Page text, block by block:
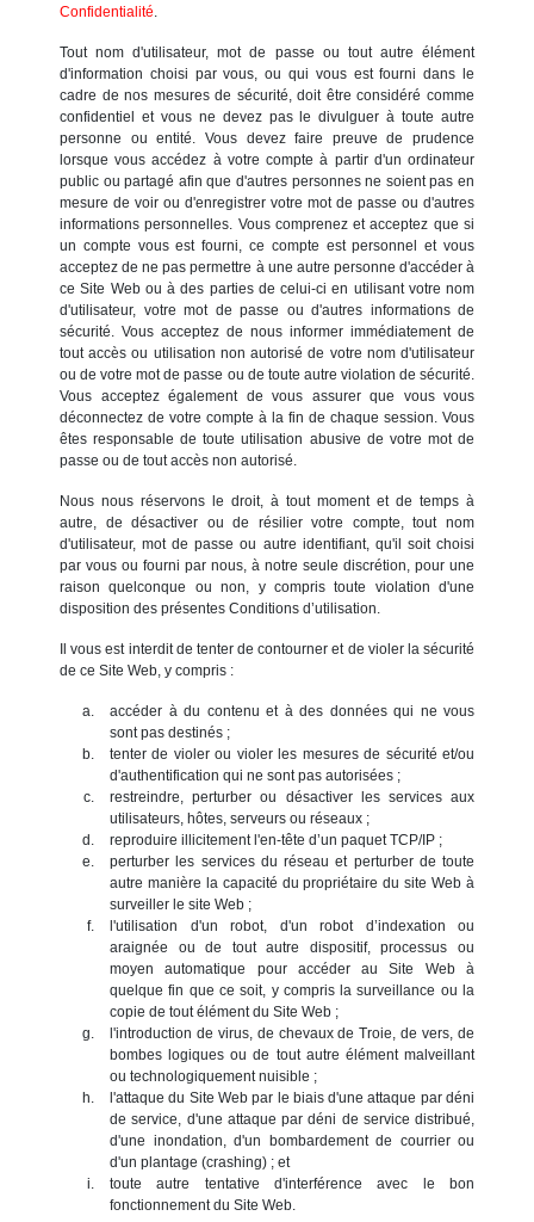
Confidentialité.
Tout nom d'utilisateur, mot de passe ou tout autre élément
d'information choisi par vous, ou qui vous est fourni dans le
cadre de nos mesures de sécurité, doit être considéré comme
confidentiel et vous ne devez pas le divulguer à toute autre
personne ou entité. Vous devez faire preuve de prudence
lorsque vous accédez à votre compte à partir d'un ordinateur
public ou partagé afin que d'autres personnes ne soient pas en
mesure de voir ou d'enregistrer votre mot de passe ou d'autres
informations personnelles. Vous comprenez et acceptez que si
un compte vous est fourni, ce compte est personnel et vous
acceptez de ne pas permettre à une autre personne d'accéder à
ce Site Web ou à des parties de celui-ci en utilisant votre nom
d'utilisateur, votre mot de passe ou d'autres informations de
sécurité. Vous acceptez de nous informer immédiatement de
tout accès ou utilisation non autorisé de votre nom d'utilisateur
ou de votre mot de passe ou de toute autre violation de sécurité.
Vous acceptez également de vous assurer que vous vous
déconnectez de votre compte à la fin de chaque session. Vous
êtes responsable de toute utilisation abusive de votre mot de
passe ou de tout accès non autorisé.
Nous nous réservons le droit, à tout moment et de temps à
autre, de désactiver ou de résilier votre compte, tout nom
d'utilisateur, mot de passe ou autre identifiant, qu'il soit choisi
par vous ou fourni par nous, à notre seule discrétion, pour une
raison quelconque ou non, y compris toute violation d'une
disposition des présentes Conditions d’utilisation.
Il vous est interdit de tenter de contourner et de violer la sécurité
de ce Site Web, y compris :
accéder à du contenu et à des données qui ne vous
sont pas destinés ;
tenter de violer ou violer les mesures de sécurité et/ou
d'authentification qui ne sont pas autorisées ;
restreindre, perturber ou désactiver les services aux
utilisateurs, hôtes, serveurs ou réseaux ;
reproduire illicitement l'en-tête d’un paquet TCP/IP ;
perturber les services du réseau et perturber de toute
autre manière la capacité du propriétaire du site Web à
surveiller le site Web ;
l'utilisation d'un robot, d'un robot d’indexation ou
araignée ou de tout autre dispositif, processus ou
moyen automatique pour accéder au Site Web à
quelque fin que ce soit, y compris la surveillance ou la
copie de tout élément du Site Web ;
l'introduction de virus, de chevaux de Troie, de vers, de
bombes logiques ou de tout autre élément malveillant
ou technologiquement nuisible ;
l'attaque du Site Web par le biais d'une attaque par déni
de service, d'une attaque par déni de service distribué,
d'une inondation, d'un bombardement de courrier ou
d'un plantage (crashing) ; et
toute autre tentative d'interférence avec le bon
fonctionnement du Site Web.